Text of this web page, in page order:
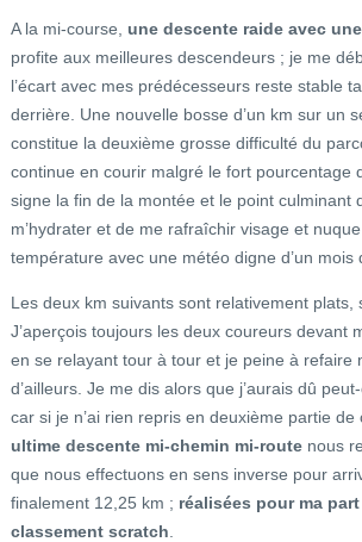
A la mi-course, une descente raide avec
profite aux meilleures descendeurs ; je me
l’écart avec mes prédécesseurs reste stable
derrière. Une nouvelle bosse d’un km sur un
constitue la deuxième grosse difficulté du
continue en courir malgré le fort pourcentage
signe la fin de la montée et le point culminant
m’hydrater et de me rafraîchir visage et
température avec une météo digne d’un mois
Les deux km suivants sont relativement plats,
J’aperçois toujours les deux coureurs devant
en se relayant tour à tour et je peine à refaire
d’ailleurs. Je me dis alors que j’aurais dû
car si je n’ai rien repris en deuxième partie de
ultime descente mi-chemin mi-route nous
que nous effectuons en sens inverse pour
finalement 12,25 km ; réalisées pour ma
classement scratch